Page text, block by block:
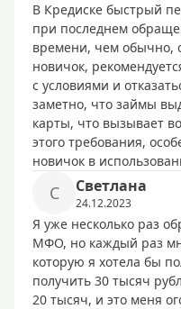
В Кредиске быстрый
при последнем
времени, чем обычно,
новичок,
с условиями и
заметно, что займы
карты, что вызывает
этого требования,
новичок в
С Светлана
24.12.2023
Я уже несколько раз
МФО, но каждый раз
которую я хотела бы
получить 30 тысяч
20 тысяч, и это меня